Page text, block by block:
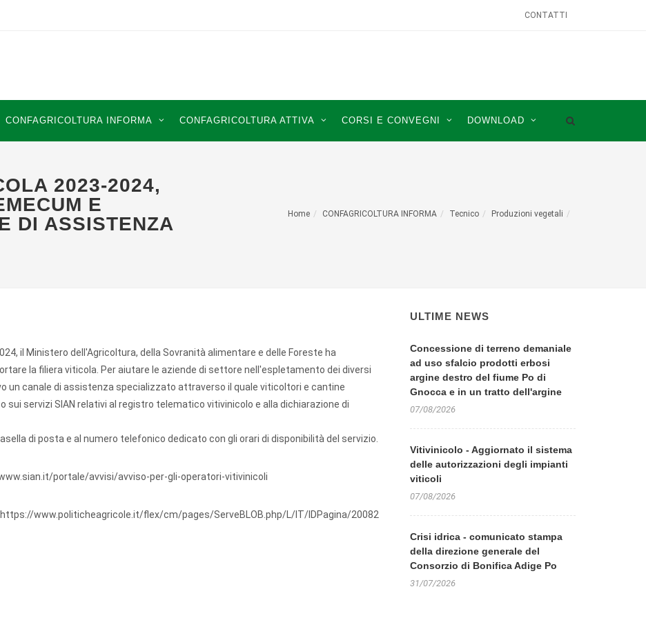
CONTATTI
CONFAGRICOLTURA INFORMA CONFAGRICOLTURA ATTIVA CORSI E CONVEGNI DOWNLOAD
2023-2024,
E
DI ASSISTENZA
Home CONFAGRICOLTURA INFORMA Tecnico Produzioni vegetali
il Ministero dell'Agricoltura, della Sovranità alimentare e delle Foreste ha
la filiera viticola. Per aiutare le aziende di settore nell'espletamento dei diversi
un canale di assistenza specializzato attraverso il quale viticoltori e cantine
servizi SIAN relativi al registro telematico vitivinicolo e alla dichiarazione di
di posta e al numero telefonico dedicato con gli orari di disponibilità del servizio.
portale/avvisi/avviso-per-gli-operatori-vitivinicoli
www.politicheagricole.it/flex/cm/pages/ServeBLOB.php/L/IT/IDPagina/20082
ULTIME NEWS
Concessione di terreno demaniale
ad uso sfalcio prodotti erbosi
argine destro del fiume Po di
Gnocca e in un tratto dell'argine
07/08/2026
Vitivinicolo - Aggiornato il sistema
delle autorizzazioni degli impianti
viticoli
07/08/2026
Crisi idrica - comunicato stampa
della direzione generale del
Consorzio di Bonifica Adige Po
31/07/2026